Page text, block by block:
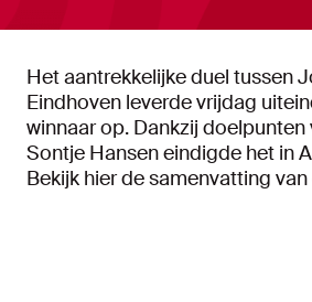
Het aantrekkelijke duel tussen
Eindhoven leverde vrijdag
winnaar op. Dankzij doelpunten
Sontje Hansen eindigde het in
Bekijk hier de samenvatting